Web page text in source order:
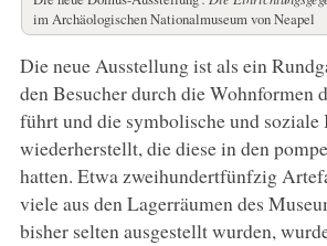
im Archäologischen Nationalmuseum von Neapel
Die neue Ausstellung ist als ein
den Besucher durch die Wohnformen
führt und die symbolische und soziale
wiederherstellt, die diese in den
hatten. Etwa zweihundertfünfzig
viele aus den Lagerräumen des
bisher selten ausgestellt wurden,